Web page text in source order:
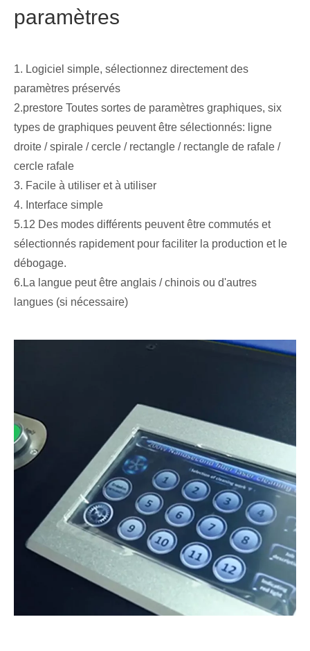
paramètres
1. Logiciel simple, sélectionnez directement des
paramètres préservés
2.prestore Toutes sortes de paramètres graphiques, six
types de graphiques peuvent être sélectionnés: ligne
droite / spirale / cercle / rectangle / rectangle de rafale /
cercle rafale
3. Facile à utiliser et à utiliser
4. Interface simple
5.12 Des modes différents peuvent être commutés et
sélectionnés rapidement pour faciliter la production et le
débogage.
6.La langue peut être anglais / chinois ou d'autres
langues (si nécessaire)